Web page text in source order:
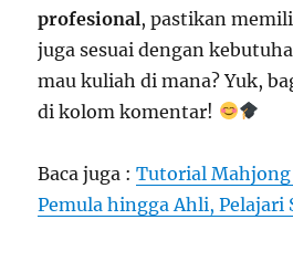
profesional, pastikan
juga sesuai dengan
mau kuliah di mana? Yuk,
di kolom komentar!
Baca juga :Tutorial
Pemula hingga Ahli, Pelajari